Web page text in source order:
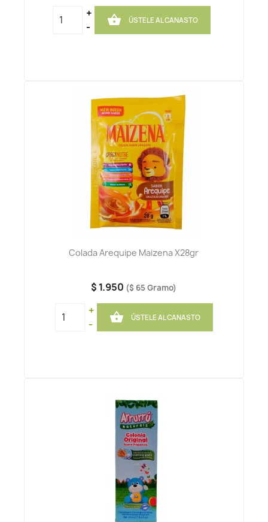
+
-
 ÚSTELE AL CANASTO
Colada Arequipe Maizena X28gr
$ 1.950 ($ 65 Gramo)
+
-
 ÚSTELE AL CANASTO